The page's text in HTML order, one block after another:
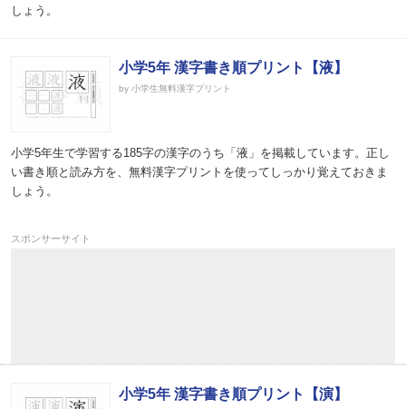
しょう。
小学5年 漢字書き順プリント【液】
by 小学生無料漢字プリント
小学5年生で学習する185字の漢字のうち「液」を掲載しています。正し
い書き順と読み方を、無料漢字プリントを使ってしっかり覚えておきま
しょう。
スポンサーサイト
小学5年 漢字書き順プリント【演】